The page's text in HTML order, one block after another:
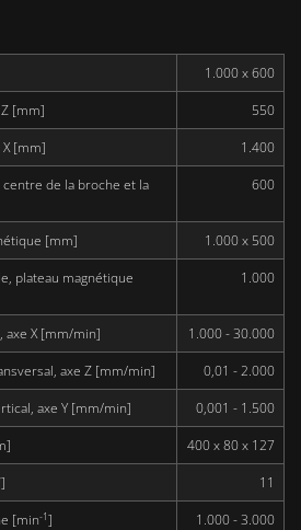
1.000 x 600
[mm] 550
[mm] 1.400
de la broche et la
600
[mm] 1.000 x 500
plateau magnétique
1.000
axe X [mm/min] 1.000 - 30.000
axe Z [mm/min] 0,01 - 2.000
axe Y [mm/min] 0,001 - 1.500
400 x 80 x 127
11
[min-1] 1.000 - 3.000